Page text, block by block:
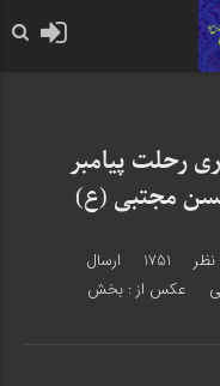
رحلت پیامبر
مجتبی (ع)
ارسال
عکس از : بخش